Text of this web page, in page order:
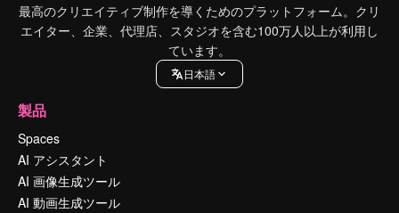
最高のクリエイティブ制作を導くためのプラットフォーム。クリ
エイター、企業、代理店、スタジオを含む100万人以上が利用し
ています。
日本語
製品
Spaces
AI アシスタント
AI 画像生成ツール
AI 動画生成ツール